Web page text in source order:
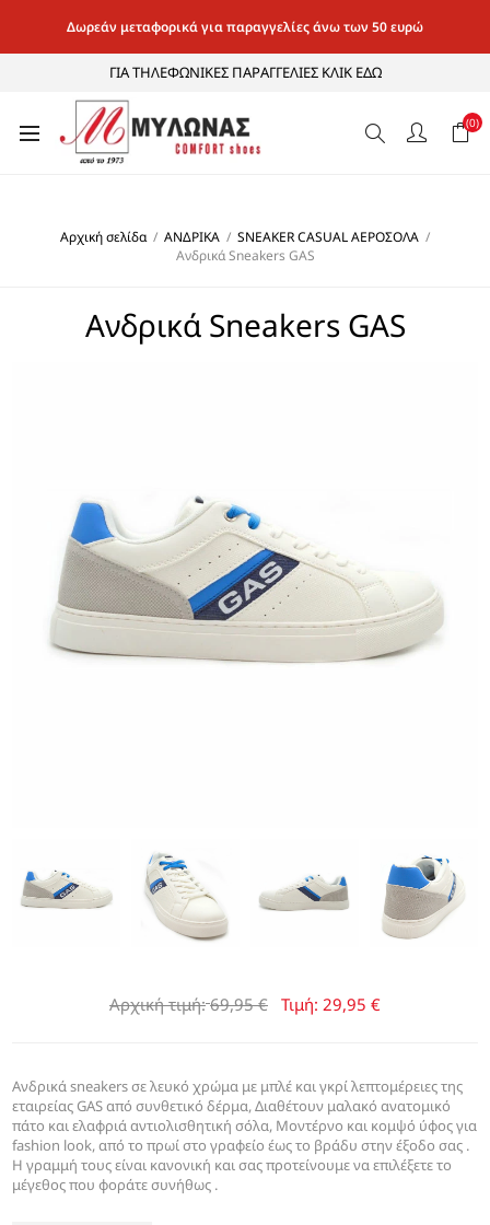
Δωρεάν μεταφορικά για παραγγελίες άνω των 50 ευρώ
ΓΙΑ ΤΗΛΕΦΩΝΙΚΕΣ ΠΑΡΑΓΓΕΛΙΕΣ ΚΛΙΚ ΕΔΩ
(0)
Αρχική σελίδα / ΑΝΔΡΙΚΑ / SNEAKER CASUAL ΑΕΡΟΣΟΛΑ /
Ανδρικά Sneakers GAS
Ανδρικά Sneakers GAS
Αρχική τιμή: 69,95 € Τιμή: 29,95 €
Ανδρικά sneakers σε λευκό χρώμα με μπλέ και γκρί λεπτομέρειες της
εταιρείας GAS από συνθετικό δέρμα, Διαθέτουν μαλακό ανατομικό
πάτο και ελαφριά αντιολισθητική σόλα, Μοντέρνο και κομψό ύφος για
fashion look, από το πρωί στο γραφείο έως το βράδυ στην έξοδο σας .
Η γραμμή τους είναι κανονική και σας προτείνουμε να επιλέξετε το
μέγεθος που φοράτε συνήθως .